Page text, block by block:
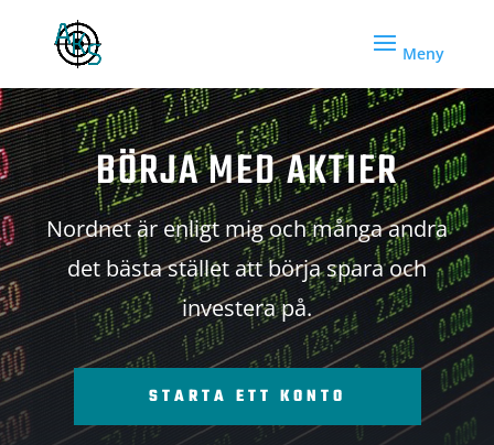
BÖRJA MED AKTIER
Nordnet är enligt mig och många andra
det bästa stället att börja spara och
investera på.
STARTA ETT KONTO